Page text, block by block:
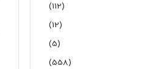
(112)
(12)
(5)
(558)